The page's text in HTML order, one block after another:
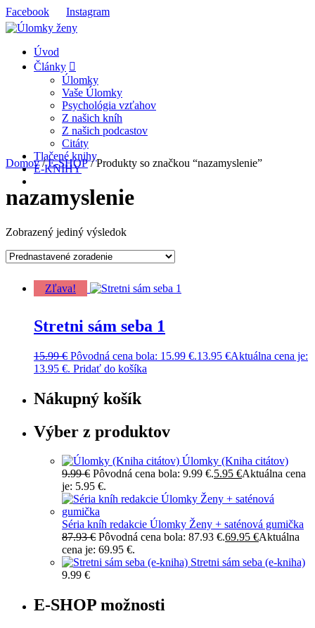
Facebook Instagram
Úvod
Články
Úlomky
Vaše Úlomky
Psychológia vzťahov
Z našich kníh
Z našich podcastov
Citáty
Tlačené knihy
E-KNIHY
Domov/E-SHOP/ Produkty so značkou “nazamyslenie”
nazamyslenie
Zobrazený jediný výsledok
Zľava!
Stretni sám seba 1
15.99€ Pôvodná cena bola: 15.99 €.13.95 €Aktuálna cena je:
13.95 €. Pridať do košíka
Nákupný košík
Výber z produktov
Úlomky (Kniha citátov)
9.99€ Pôvodná cena bola: 9.99 €.5.95 €Aktuálna cena
je: 5.95 €.
Séria kníh redakcie Úlomky Ženy + saténová gumička
87.93€ Pôvodná cena bola: 87.93 €.69.95 €Aktuálna
cena je: 69.95 €.
Stretni sám seba (e-kniha)
9.99 €
E-SHOP možnosti